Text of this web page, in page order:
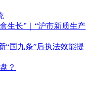
生长”｜“沪市新质生产
“国九条”后执法效能提
？